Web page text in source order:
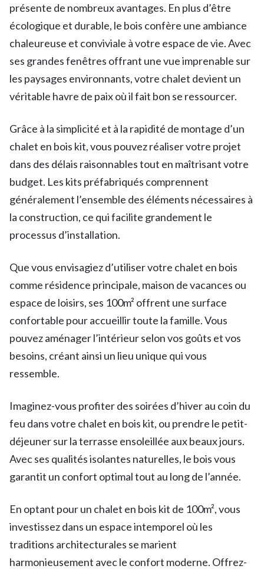
présente de nombreux avantages. En plus d’être
écologique et durable, le bois confère une ambiance
chaleureuse et conviviale à votre espace de vie. Avec
ses grandes fenêtres offrant une vue imprenable sur
les paysages environnants, votre chalet devient un
véritable havre de paix où il fait bon se ressourcer.
Grâce à la simplicité et à la rapidité de montage d’un
chalet en bois kit, vous pouvez réaliser votre projet
dans des délais raisonnables tout en maîtrisant votre
budget. Les kits préfabriqués comprennent
généralement l’ensemble des éléments nécessaires à
la construction, ce qui facilite grandement le
processus d’installation.
Que vous envisagiez d’utiliser votre chalet en bois
comme résidence principale, maison de vacances ou
espace de loisirs, ses 100m² offrent une surface
confortable pour accueillir toute la famille. Vous
pouvez aménager l’intérieur selon vos goûts et vos
besoins, créant ainsi un lieu unique qui vous
ressemble.
Imaginez-vous profiter des soirées d’hiver au coin du
feu dans votre chalet en bois kit, ou prendre le petit-
déjeuner sur la terrasse ensoleillée aux beaux jours.
Avec ses qualités isolantes naturelles, le bois vous
garantit un confort optimal tout au long de l’année.
En optant pour un chalet en bois kit de 100m², vous
investissez dans un espace intemporel où les
traditions architecturales se marient
harmonieusement avec le confort moderne. Offrez-